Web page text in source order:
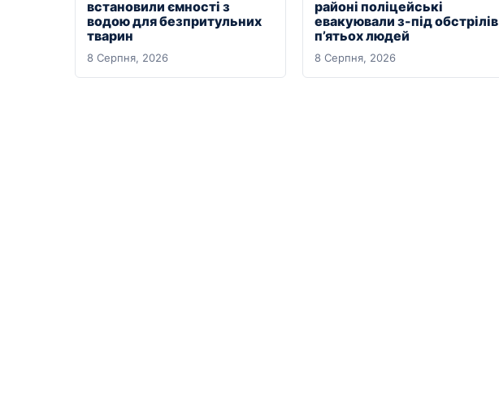
встановили ємності з
водою для безпритульних
тварин
8 Серпня, 2026
районі поліцейські
евакуювали з-під обстрілів
п’ятьох людей
8 Серпня, 2026